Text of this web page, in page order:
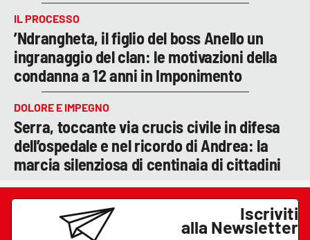
IL PROCESSO
’Ndrangheta, il figlio del boss Anello un
ingranaggio del clan: le motivazioni della
condanna a 12 anni in Imponimento
DOLORE E IMPEGNO
Serra, toccante via crucis civile in difesa
dell’ospedale e nel ricordo di Andrea: la
marcia silenziosa di centinaia di cittadini
Iscriviti
alla Newsletter